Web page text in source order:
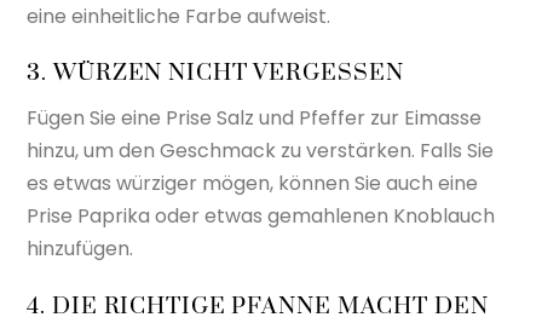
eine einheitliche Farbe aufweist.
3. WÜRZEN NICHT VERGESSEN
Fügen Sie eine Prise Salz und Pfeffer zur Eimasse
hinzu, um den Geschmack zu verstärken. Falls Sie
es etwas würziger mögen, können Sie auch eine
Prise Paprika oder etwas gemahlenen Knoblauch
hinzufügen.
4. DIE RICHTIGE PFANNE MACHT DEN